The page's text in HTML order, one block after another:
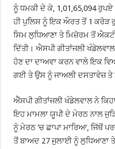
ਨੂੰ ਧਮਕੀ ਦੇ ਕੇ, 1,01,65,094
ਹੀ ਪੁਲਿਸ ਨੂੰ ਇਕ ਔਰਤ ਤੋਂ 1 ਕਰੋੜ
ਸਿਮ ਲੁਧਿਆਣਾ ਤੇ ਮਿਜ਼ੋਰਮ ਤੋਂ
ਦਿੱਤੀ। ਐਸਪੀ ਗੀਤਾਂਜਲੀ
ਹੋਣ ਦਾ ਦਾਅਵਾ ਕਰਨ ਵਾਲੇ ਇਕ
ਗਈ ਤੇ ਉਸ ਨੂੰ ਜਾਅਲੀ ਦਸਤਾਵੇਜ਼ ਤੇ
ਐੱਸਪੀ ਗੀਤਾਂਜਲੀ ਖੰਡੇਲਵਾਲ ਨੇ
ਇਹ ਮਾਮਲਾ ਯੂਪੀ ਦੇ ਮੇਰਠ ਨਾਲ
ਨੂੰ ਮੇਰਠ ’ਚ ਛਾਪਾ ਮਾਰਿਆ, ਜਿੱਥੋਂ
ਤੋਂ ਬਾਅਦ 27 ਜੁਲਾਈ ਨੂੰ ਲੁਧਿਆਣਾ ਤੇ